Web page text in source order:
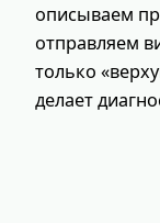
описываем
отправляем
только
делает